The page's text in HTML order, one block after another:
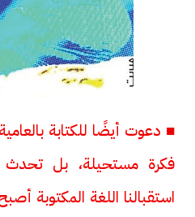
■ دعوت أيضًا للكتابة
فكرة مستحيلة، بل تحدث
استقبالنا اللغة المكتوبة